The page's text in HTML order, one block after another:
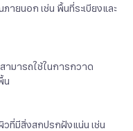
ยนอก เช่น พื้นที่ระเบียงและ
ามารถใช้ในการกวาด
น
ที่มีสิ่งสกปรกฝังแน่น เช่น